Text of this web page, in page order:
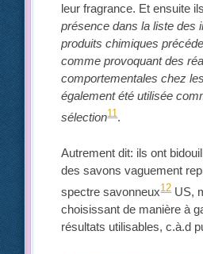
leur fragrance. Et ensuite
présence dans la liste des
produits chimiques
comme provoquant des
comportementales chez
également été utilisée
sélection11.
Autrement dit: ils ont
des savons vaguement
spectre savonneux12US,
choisissant de manière à
résultats utilisables, c.à.d